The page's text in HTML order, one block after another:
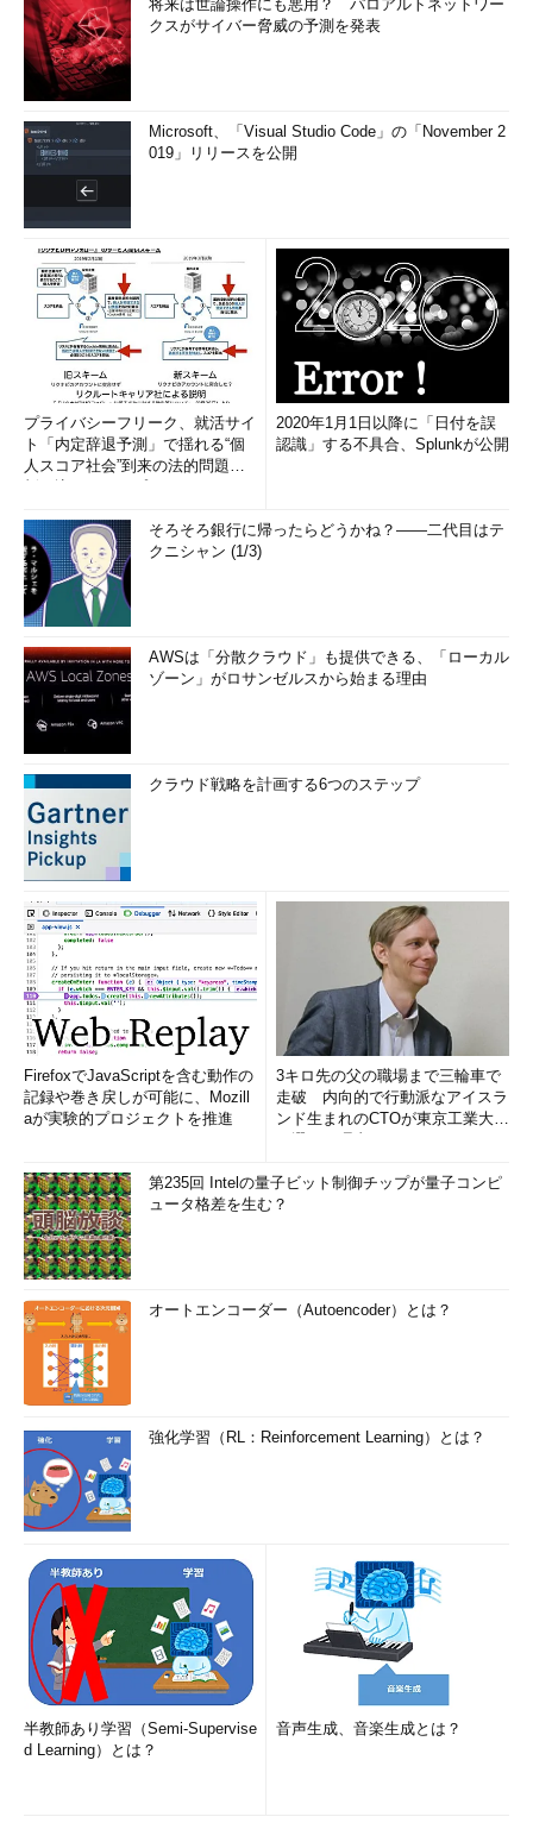
将来は世論操作にも悪用？ パロアルトネットワー
クスがサイバー脅威の予測を発表
Microsoft、「Visual Studio Code」の「November 2
019」リリースを公開
プライバシーフリーク、就活サイ
ト「内定辞退予測」で揺れる“個
人スコア社会”到来の法的問題に
2020年1月1日以降に「日付を誤
認識」する不具合、Splunkが公開
そろそろ銀行に帰ったらどうかね？――二代目はテ
クニシャン (1/3)
AWSは「分散クラウド」も提供できる、「ローカル
ゾーン」がロサンゼルスから始まる理由
クラウド戦略を計画する6つのステップ
FirefoxでJavaScriptを含む動作の
記録や巻き戻しが可能に、Mozill
aが実験的プロジェクトを推進
3キロ先の父の職場まで三輪車で
走破 内向的で行動派なアイスラ
ンド生まれのCTOが東京工業大学
第235回 Intelの量子ビット制御チップが量子コンピ
ュータ格差を生む？
オートエンコーダー（Autoencoder）とは？
強化学習（RL：Reinforcement Learning）とは？
半教師あり学習（Semi-Supervise
d Learning）とは？
音声生成、音楽生成とは？